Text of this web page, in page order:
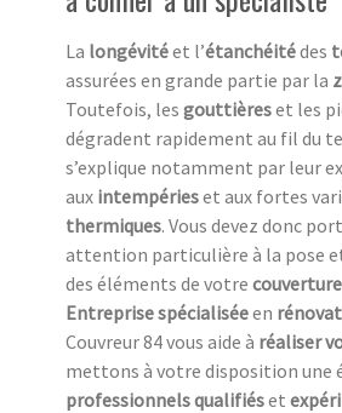
La longévitéet l’étanchéitédes
assurées en grande partie par la
Toutefois, les gouttièreset les
dégradent rapidement au fil du
s’explique notamment par leur
aux intempérieset aux fortes
thermiques. Vous devez donc
attention particulière à la pose
des éléments de votre
Entreprise spécialiséeen
Couvreur 84 vous aide à réaliser
mettons à votre disposition une
professionnels qualifiéset